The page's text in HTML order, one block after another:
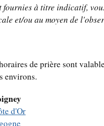
fournies à titre indicatif,
et/ou au moyen de
de prière sont
environs.
d'Or